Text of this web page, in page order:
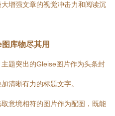
增强文章的视觉冲击力和阅读沉
库物尽其用
主题突出的Gleise图片作为头条封
清晰有力的标题文字。
取意境相符的图片作为配图，既能